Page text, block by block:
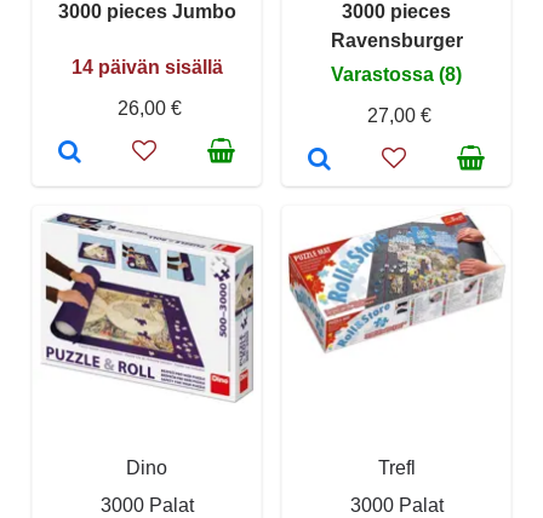
3000 pieces Jumbo
14 päivän sisällä
26,00 €
3000 pieces
Ravensburger
Varastossa (8)
27,00 €
Dino
3000 Palat
Trefl
3000 Palat